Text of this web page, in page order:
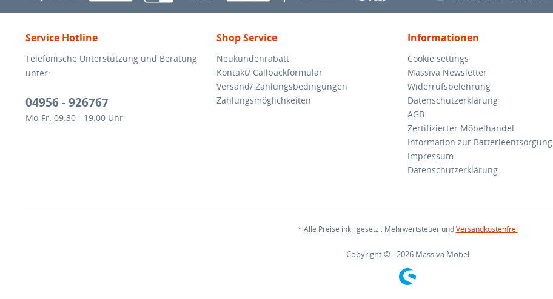
Service Hotline
Telefonische Unterstützung und Beratung
unter:
04956 - 926767
Mo-Fr: 09:30 - 19:00 Uhr
Shop Service
Neukundenrabatt
Kontakt/ Callbackformular
Versand/ Zahlungsbedingungen
Zahlungsmöglichkeiten
Informationen
Cookie settings
Massiva Newsletter
Widerrufsbelehrung
Datenschutzerklärung
AGB
Zertifizierter Möbelhandel
Information zur Batterieentsorgung
Impressum
Datenschutzerklärung
* Alle Preise inkl. gesetzl. Mehrwertsteuer undVersandkostenfrei
Copyright © - 2026 Massiva Möbel